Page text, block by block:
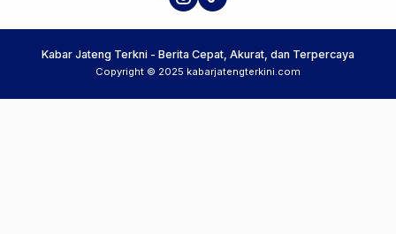
Kabar Jateng Terkni - Berita Cepat, Akurat, dan Terpercaya
Copyright © 2025 kabarjatengterkini.com